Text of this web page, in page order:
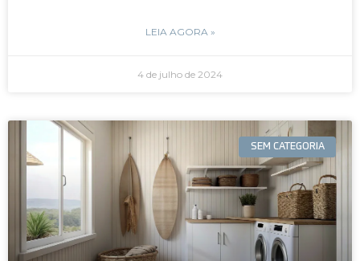
LEIA AGORA »
4 de julho de 2024
SEM CATEGORIA